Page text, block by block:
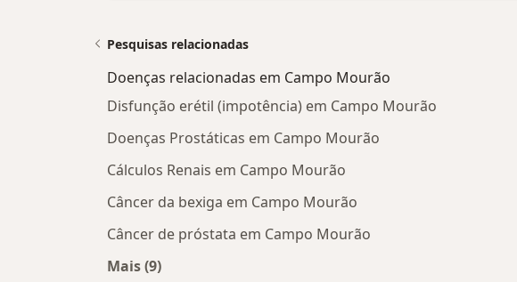
Pesquisas relacionadas
Doenças relacionadas em Campo Mourão
Disfunção erétil (impotência) em Campo Mourão
Doenças Prostáticas em Campo Mourão
Cálculos Renais em Campo Mourão
Câncer da bexiga em Campo Mourão
Câncer de próstata em Campo Mourão
Mais (9)